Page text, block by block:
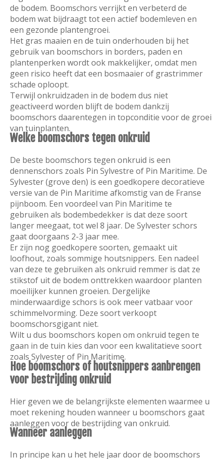
de bodem. Boomschors verrijkt en verbeterd de
bodem wat bijdraagt tot een actief bodemleven en
een gezonde plantengroei.
Het gras maaien en de tuin onderhouden bij het
gebruik van boomschors in borders, paden en
plantenperken wordt ook makkelijker, omdat men
geen risico heeft dat een bosmaaier of grastrimmer
schade oploopt.
Terwijl onkruidzaden in de bodem dus niet
geactiveerd worden blijft de bodem dankzij
boomschors daarentegen in topconditie voor de groei
van tuinplanten.
Welke boomschors tegen onkruid
De beste boomschors tegen onkruid is een
dennenschors zoals Pin Sylvestre of Pin Maritime. De
Sylvester (grove den) is een goedkopere decoratieve
versie van de Pin Maritime afkomstig van de Franse
pijnboom. Een voordeel van Pin Maritime te
gebruiken als bodembedekker is dat deze soort
langer meegaat, tot wel 8 jaar. De Sylvester schors
gaat doorgaans 2-3 jaar mee.
Er zijn nog goedkopere soorten, gemaakt uit
loofhout, zoals sommige houtsnippers. Een nadeel
van deze te gebruiken als onkruid remmer is dat ze
stikstof uit de bodem onttrekken waardoor planten
moeilijker kunnen groeien. Dergelijke
minderwaardige schors is ook meer vatbaar voor
schimmelvorming. Deze soort verkoopt
boomschorsgigant niet.
Wilt u dus boomschors kopen om onkruid tegen te
gaan in de tuin kies dan voor een kwalitatieve soort
zoals Sylvester of Pin Maritime.
Hoe boomschors of houtsnippers aanbrengen
voor bestrijding onkruid
Hier geven we de belangrijkste elementen waarmee u
moet rekening houden wanneer u boomschors gaat
aanleggen voor de bestrijding van onkruid.
Wanneer aanleggen
In principe kan u het hele jaar door de boomschors